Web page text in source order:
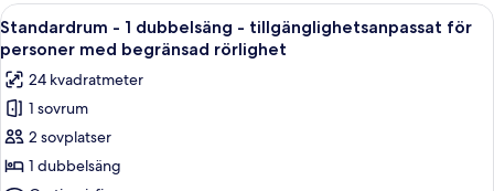
adults
+
1
child)
Öppna
alla
foton
för
Standardrum
-
1
Ett modernt hotellrum med en stor
6
Standardrum - 1 dubbelsäng - tillgänglighetsanpassat för
personer med begränsad rörlighet
24 kvadratmeter
1 sovrum
2 sovplatser
1 dubbelsäng